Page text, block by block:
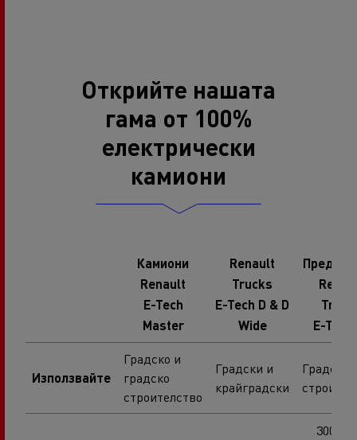
Открийте нашата
гама от 100%
електрически
камиони
Камиони
Renault
E-Tech
Master
Renault
Trucks
E-Tech D & D
Wide
E-Tech
Използвайте
Градско и
градско
строителство
Градски и
крайградски
Градско
300 км